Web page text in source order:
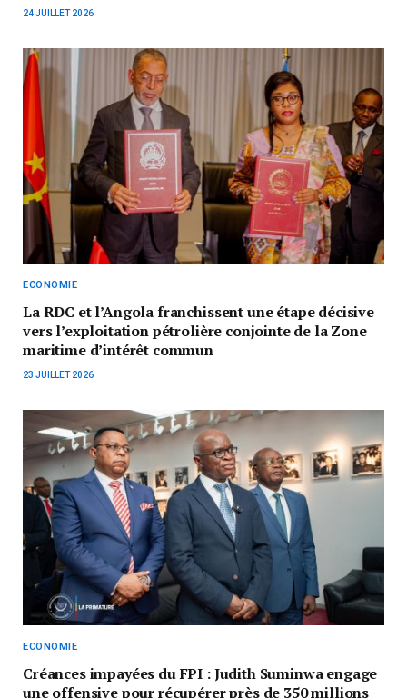
24 JUILLET 2026
ECONOMIE
La RDC et l’Angola franchissent une étape décisive
vers l’exploitation pétrolière conjointe de la Zone
maritime d’intérêt commun
23 JUILLET 2026
ECONOMIE
Créances impayées du FPI : Judith Suminwa engage
une offensive pour récupérer près de 350 millions